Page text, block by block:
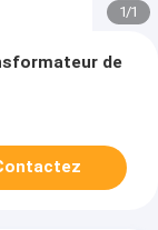
1/1
de